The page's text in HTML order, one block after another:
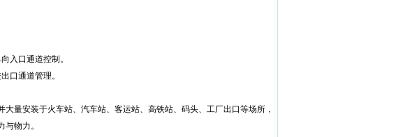
入口通道控制。
口通道管理。
量安装于火车站、汽车站、客运站、高铁站、码头、工厂出口等场所，
物力。